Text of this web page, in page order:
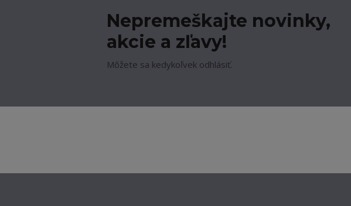
Nepremeškajte novinky,
akcie a zľavy!
Môžete sa kedykoľvek odhlásiť.